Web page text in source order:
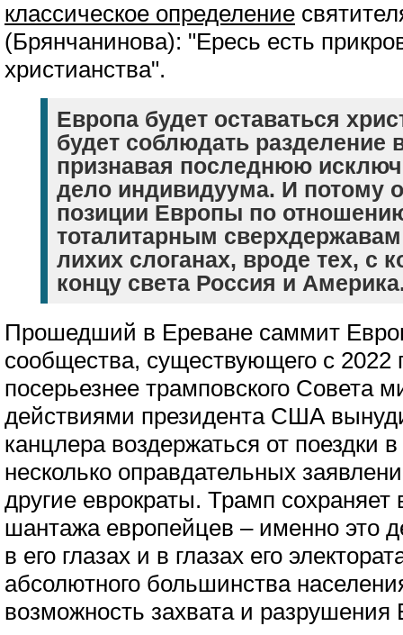
классическое определение
(Брянчанинова): "Ересь есть
христианства".
Европа будет оставаться
будет соблюдать разделение
признавая последнюю
дело индивидуума. И потому
позиции Европы по
тоталитарным
лихих слоганах, вроде тех, с
концу света Россия и
Прошедший в Ереване саммит
сообщества, существующего с 2022
посерьезнее трамповского Совета
действиями президента США
канцлера воздержаться от поездки
несколько оправдательных
другие еврократы. Трамп
шантажа европейцев – именно это
в его глазах и в глазах его
абсолютного большинства
возможность захвата и разрушения